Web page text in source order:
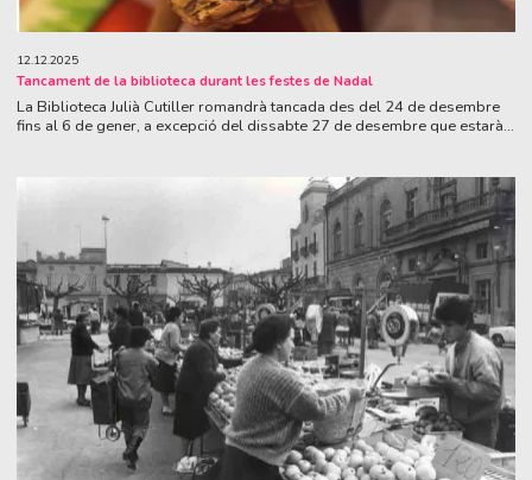
12.12.2025
Tancament de la biblioteca durant les festes de Nadal
La Biblioteca Julià Cutiller romandrà tancada des del 24 de desembre
fins al 6 de gener, a excepció del dissabte 27 de desembre que estarà...